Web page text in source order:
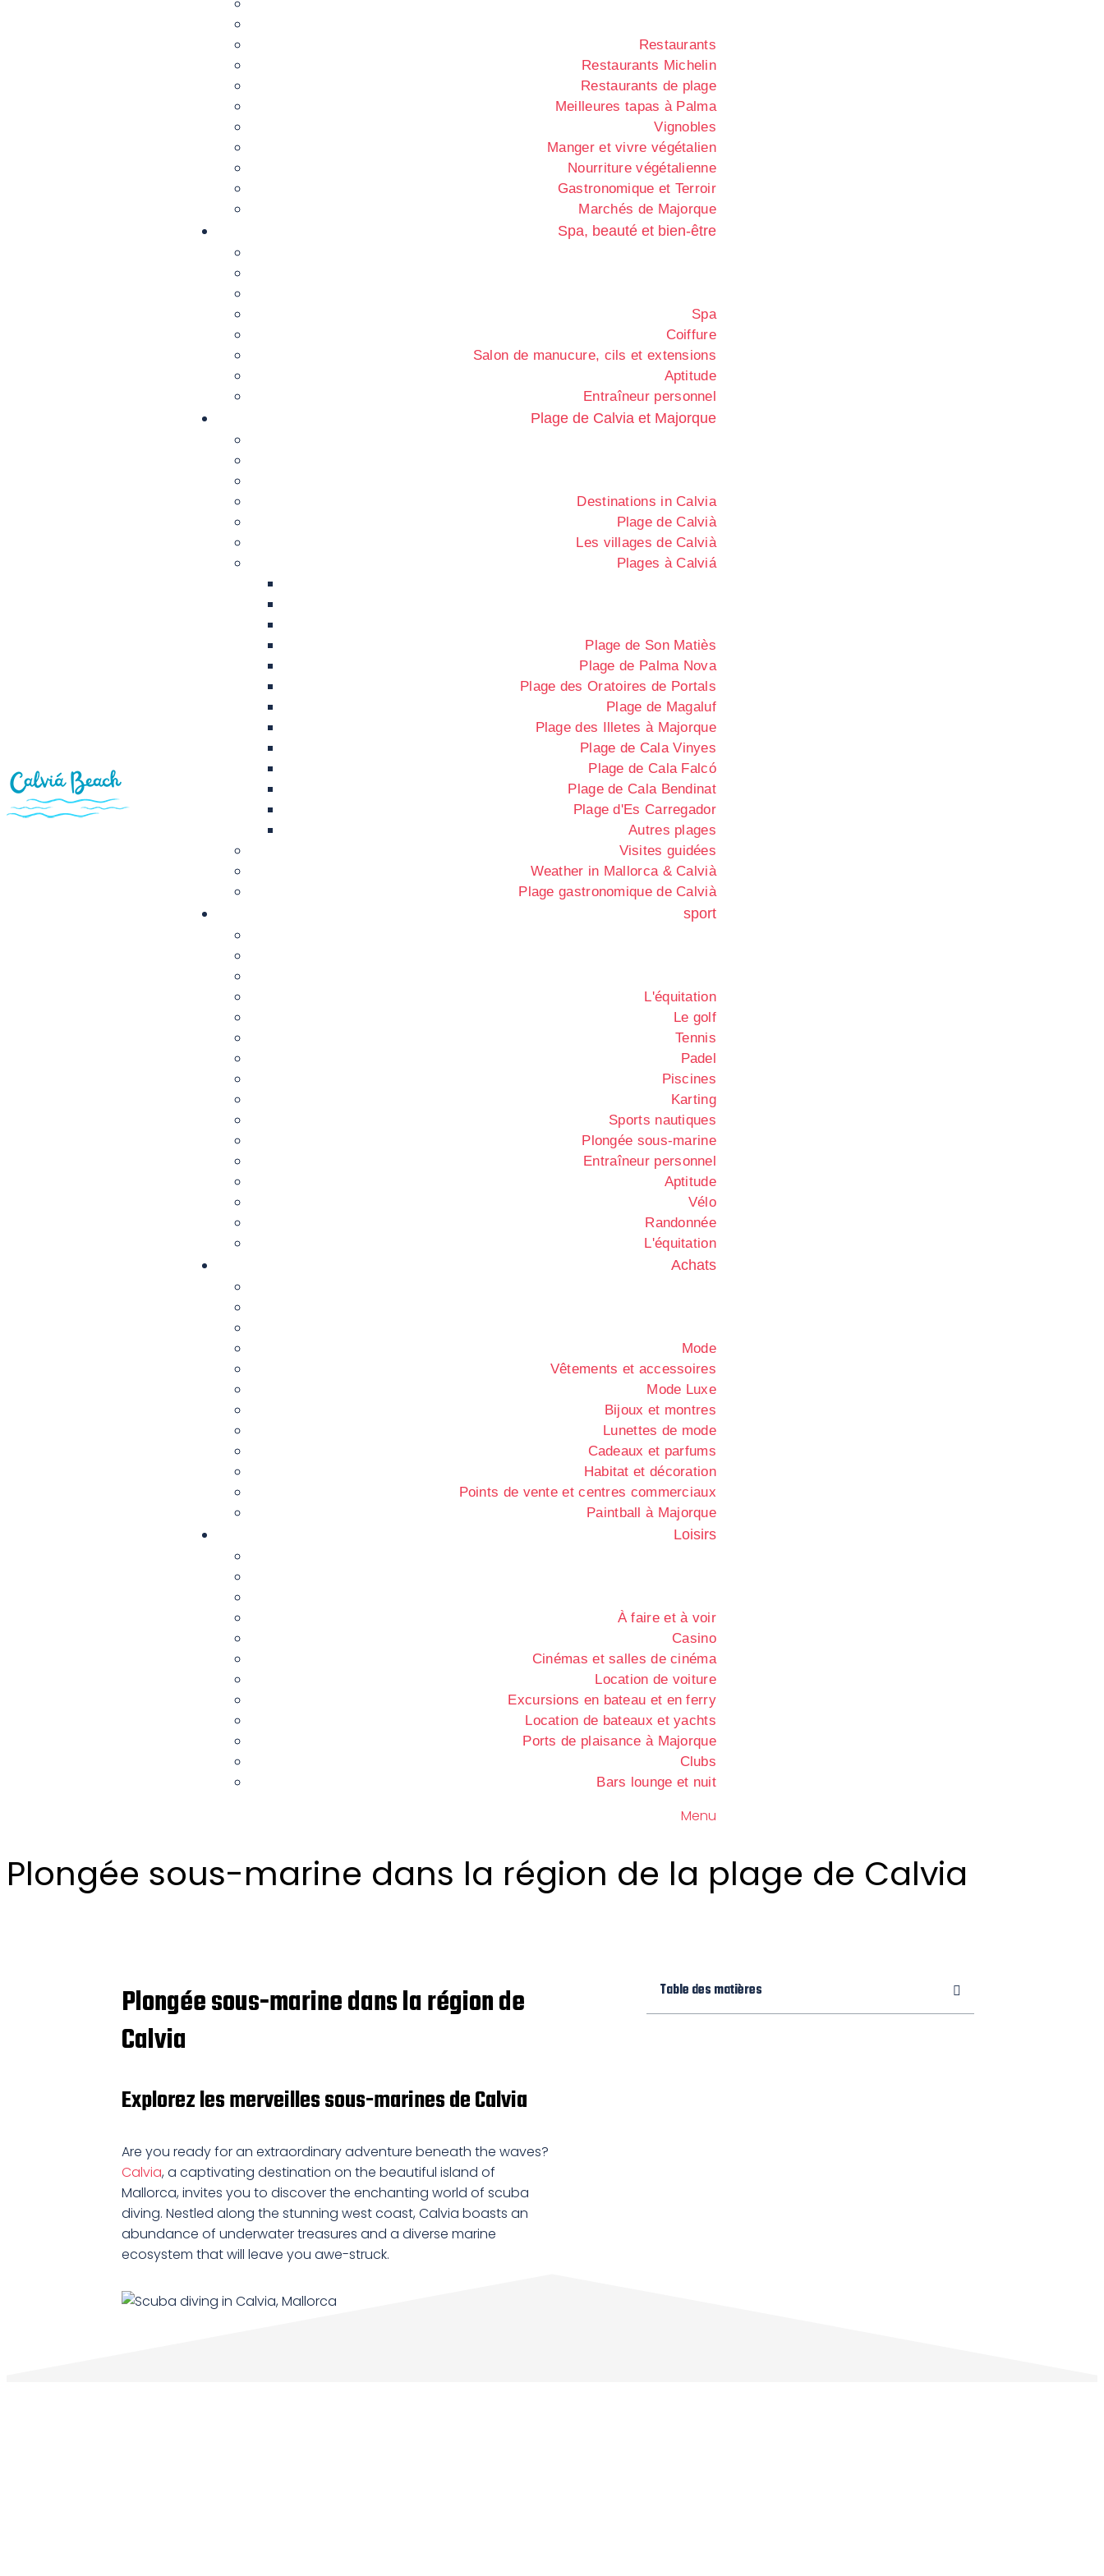
Restaurants
Restaurants Michelin
Restaurants de plage
Meilleures tapas à Palma
Vignobles
Manger et vivre végétalien
Nourriture végétalienne
Gastronomique et Terroir
Marchés de Majorque
Spa, beauté et bien-être
Spa
Coiffure
Salon de manucure, cils et extensions
Aptitude
Entraîneur personnel
Plage de Calvia et Majorque
Destinations in Calvia
Plage de Calvià
Les villages de Calvià
Plages à Calviá
Plage de Son Matiès
Plage de Palma Nova
Plage des Oratoires de Portals
Plage de Magaluf
Plage des Illetes à Majorque
Plage de Cala Vinyes
Plage de Cala Falcó
Plage de Cala Bendinat
Plage d'Es Carregador
Autres plages
Visites guidées
Weather in Mallorca & Calvià
Plage gastronomique de Calvià
sport
L'équitation
Le golf
Tennis
Padel
Piscines
Karting
Sports nautiques
Plongée sous-marine
Entraîneur personnel
Aptitude
Vélo
Randonnée
L'équitation
Achats
Mode
Vêtements et accessoires
Mode Luxe
Bijoux et montres
Lunettes de mode
Cadeaux et parfums
Habitat et décoration
Points de vente et centres commerciaux
Paintball à Majorque
Loisirs
À faire et à voir
Casino
Cinémas et salles de cinéma
Location de voiture
Excursions en bateau et en ferry
Location de bateaux et yachts
Ports de plaisance à Majorque
Clubs
Bars lounge et nuit
Menu
Plongée sous-marine dans la région de la plage de Calvia
Plongée sous-marine dans la région de
Calvia
Explorez les merveilles sous-marines de Calvia
Are you ready for an extraordinary adventure beneath the waves?
Calvia, a captivating destination on the beautiful island of
Mallorca, invites you to discover the enchanting world of scuba
diving. Nestled along the stunning west coast, Calvia boasts an
abundance of underwater treasures and a diverse marine
ecosystem that will leave you awe-struck.
Table des matières